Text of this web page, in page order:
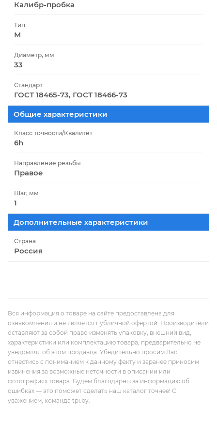
Калибр-пробка
Тип
М
Диаметр, мм
33
Стандарт
ГОСТ 18465-73, ГОСТ 18466-73
Общие характеристики
Класс точности/Квалитет
6h
Направление резьбы
Правое
Шаг, мм
1
Дополнительные характеристики
Страна
Россия
Вся информация о товаре на сайте предоставлена для
ознакомления и не является публичной офертой. Производители
оставляют за собой право изменять упаковку, внешний вид,
характеристики или комплектацию товара, предварительно не
уведомляя об этом продавца. Убедительно просим Вас
отнестись с пониманием к данному факту и заранее приносим
извинения за возможные неточности в описании или
фотографиях товара. Будем благодарны за информацию об
ошибках — это поможет сделать наш каталог точнее! С
уважением, команда tpi.by.